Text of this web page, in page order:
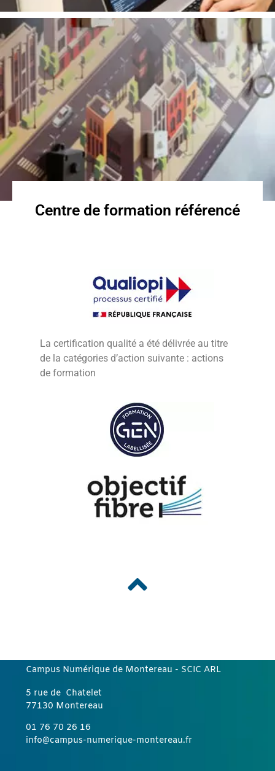
Centre de formation référencé
La certification qualité a été délivrée au titre
de la catégories d’action suivante : actions
de formation
Campus Numérique de Montereau - SCIC ARL
5 rue de Chatelet
77130 Montereau
01 76 70 26 16
info@campus-numerique-montereau.fr